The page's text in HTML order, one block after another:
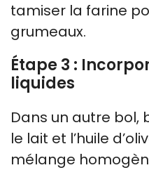
tamiser la farine
grumeaux.
Étape 3 :
liquides
Dans un autre
le lait et l’huile
mélange